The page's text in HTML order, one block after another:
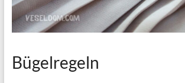
Bügelregeln